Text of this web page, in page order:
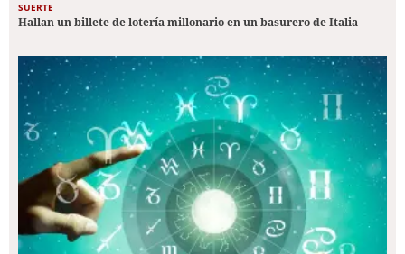
SUERTE
Hallan un billete de lotería millonario en un basurero de Italia